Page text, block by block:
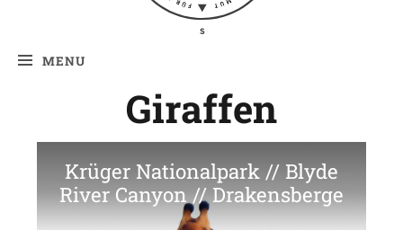
MENU
Giraffen
Krüger Nationalpark // Blyde
River Canyon // Drakensberge